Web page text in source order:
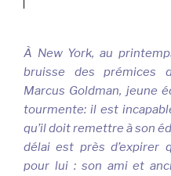
À New York, au
bruisse des prémices
Marcus Goldman, jeune
tourmente: il est
qu’il doit remettre à son
délai est près d’expirer
pour lui : son ami et